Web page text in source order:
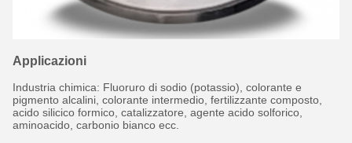
Applicazioni
Industria chimica: Fluoruro di sodio (potassio), colorante e
pigmento alcalini, colorante intermedio, fertilizzante composto,
acido silicico formico, catalizzatore, agente acido solforico,
aminoacido, carbonio bianco ecc.